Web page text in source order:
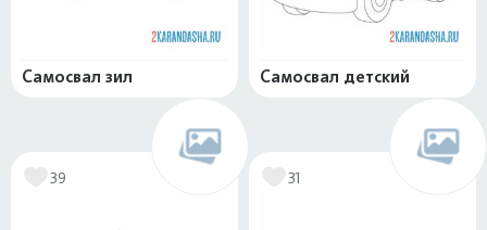
Самосвал зил Самосвал детский
39 31